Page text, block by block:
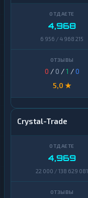
4,968
6 956 / 4 968 215
0 / 0 /1 /0
5,0 ★
Crystal-Trade
4,969
22 000 / 138 629 081